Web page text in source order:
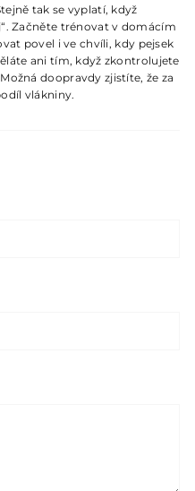
tak se vyplatí, když
Začněte trénovat v domácím
povel i ve chvíli, kdy pejsek
ani tím, když zkontrolujete
doopravdy zjistíte, že za
vlákniny.